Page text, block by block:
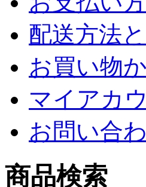
配送方法
お買い物
マイアカ
お問い合
商品検索